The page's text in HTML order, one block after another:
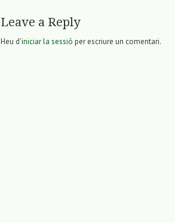
Leave a Reply
Heu d'iniciar la sessió per escriure un comentari.